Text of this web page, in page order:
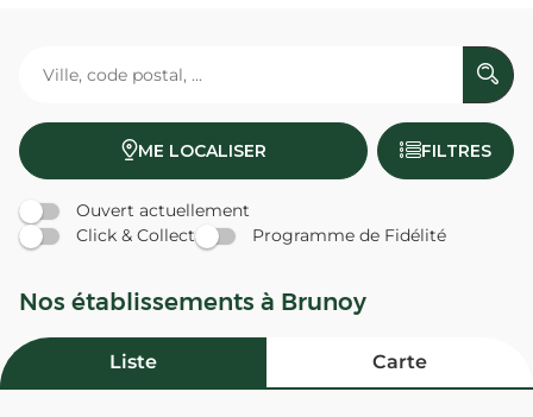
ME LOCALISER FILTRES
Ouvert actuellement
Click & Collect
Programme de Fidélité
Nos établissements à Brunoy
Liste Carte